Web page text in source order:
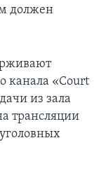
должен
канала «Court
из зала
трансляции